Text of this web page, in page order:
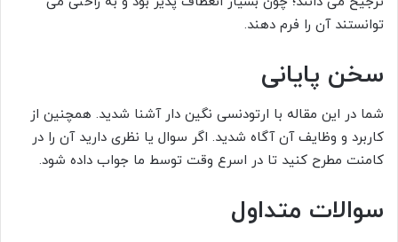
توانستند آن را فرم دهند.
سخن پایانی
شما در این مقاله با ارتودنسی نگین دار آشنا شدید. همچنین از
کاربرد و وظایف آن آگاه شدید. اگر سوال یا نظری دارید آن را در
کامنت مطرح کنید تا در اسرع وقت توسط ما جواب داده شود.
سوالات متداول